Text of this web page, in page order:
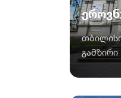
გამზირი